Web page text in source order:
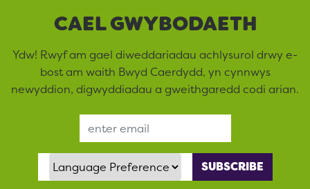
CAEL GWYBODAETH
Ydw! Rwyf am gael diweddariadau achlysurol drwy e-
bost am waith Bwyd Caerdydd, yn cynnwys
newyddion, digwyddiadau a gweithgaredd codi arian.
Language Preference